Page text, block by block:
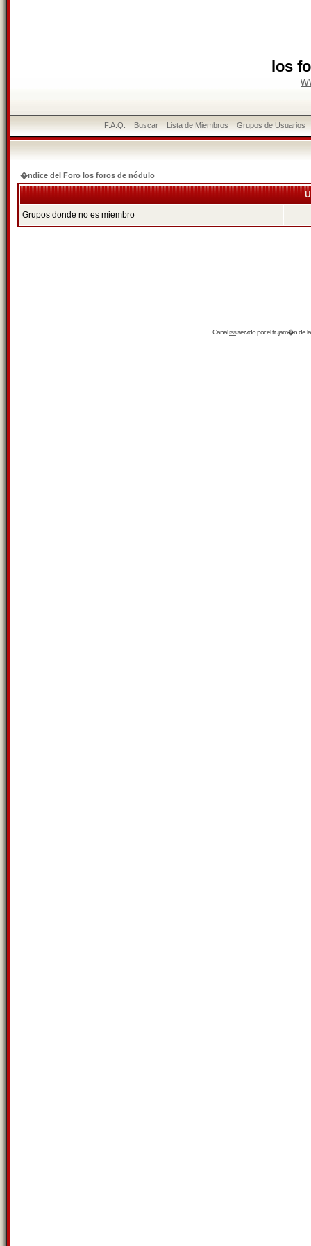
los
F.A.Q. Buscar Lista de Miembros Grupos de Usuarios
�ndice del Foro los foros de nódulo
Grupos donde no es miembro
Canalrssservido por eltrujam�nde